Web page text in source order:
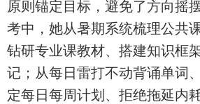
原则锚定目标，避免了方向摇
考中，她从暑期系统梳理公共
钻研专业课教材、搭建知识框
记；从每日雷打不动背诵单词
定每日每周计划、拒绝拖延内